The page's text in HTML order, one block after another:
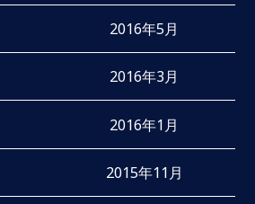
2016年5月
2016年3月
2016年1月
2015年11月